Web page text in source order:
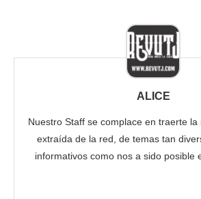
ALICE
Nuestro Staff se complace en traerte
extraída de la red, de temas tan
informativos como nos a sido posible